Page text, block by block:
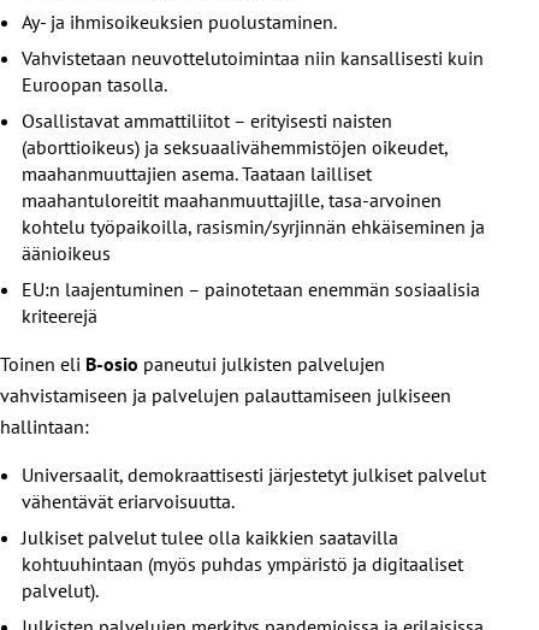
Ay- ja ihmisoikeuksien puolustaminen.
Vahvistetaan neuvottelutoimintaa niin kansallisesti kuin
Euroopan tasolla.
Osallistavat ammattiliitot – erityisesti naisten
(aborttioikeus) ja seksuaalivähemmistöjen oikeudet,
maahanmuuttajien asema. Taataan lailliset
maahantuloreitit maahanmuuttajille, tasa-arvoinen
kohtelu työpaikoilla, rasismin/syrjinnän ehkäiseminen ja
äänioikeus
EU:n laajentuminen – painotetaan enemmän sosiaalisia
kriteerejä
Toinen eli B-osio paneutui julkisten palvelujen
vahvistamiseen ja palvelujen palauttamiseen julkiseen
hallintaan:
Universaalit, demokraattisesti järjestetyt julkiset palvelut
vähentävät eriarvoisuutta.
Julkiset palvelut tulee olla kaikkien saatavilla
kohtuuhintaan (myös puhdas ympäristö ja digitaaliset
palvelut).